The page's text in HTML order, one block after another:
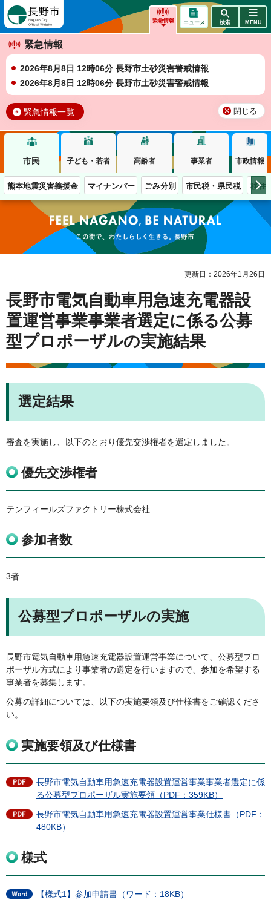
緊急情報
緊急情報
2026年8月8日 12時06分 長野市土砂災害警戒情報
2026年8月8日 12時06分 長野市土砂災害警戒情報
緊急情報一覧 閉じる
ニュース 検索 MENU
市民 子ども・若者 高齢者 事業者 市政情報
熊本地震災害義援金 マイナンバー ごみ分別 市民税・県民税 移住
この街で、わたしらしく生きる。長野市
更新日：2026年1月26日
長野市電気自動車用急速充電器設
置運営事業事業者選定に係る公募
型プロポーザルの実施結果
選定結果
審査を実施し、以下のとおり優先交渉権者を選定しました。
優先交渉権者
テンフィールズファクトリー株式会社
参加者数
3者
公募型プロポーザルの実施
長野市電気自動車用急速充電器設置運営事業について、公募型プロ
ポーザル方式により事業者の選定を行いますので、参加を希望する
事業者を募集します。
公募の詳細については、以下の実施要領及び仕様書をご確認くださ
い。
実施要領及び仕様書
長野市電気自動車用急速充電器設置運営事業事業者選定に係
る公募型プロポーザル実施要領（PDF：359KB）
長野市電気自動車用急速充電器設置運営事業仕様書（PDF：
480KB）
様式
【様式1】参加申請書（ワード：18KB）